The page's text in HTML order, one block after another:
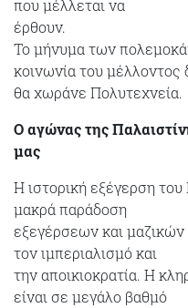
που μέλλεται να
έρθουν.
Το μήνυμα των
κοινωνία του μέλλοντος
θα χωράνε Πολυτεχνεία.
Ο αγώνας της
μας
Η ιστορική εξέγερση
μακρά παράδοση
εξεγέρσεων και
τον ιμπεριαλισμό και
την αποικιοκρατία. Η
είναι σε μεγάλο βαθμό